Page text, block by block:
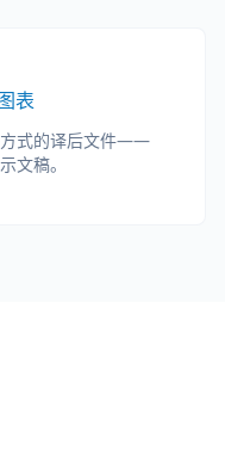
表
方式的译后文件——
文稿。